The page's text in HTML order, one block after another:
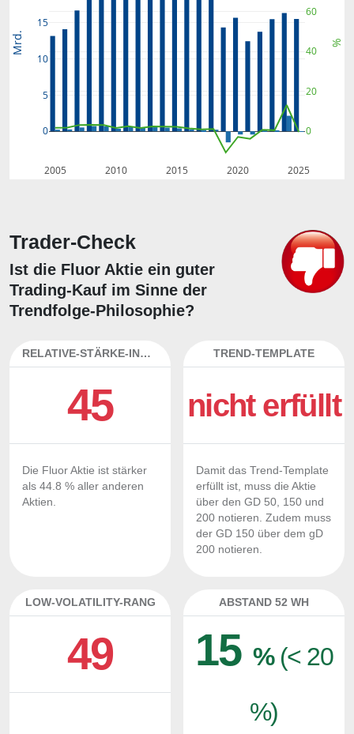
2005 2010 2015 2020 2025
0
5
10
15
0
20
40
60
Mrd. %
Trader-Check
Ist die Fluor Aktie ein guter
Trading-Kauf im Sinne der
Trendfolge-Philosophie?
RELATIVE-STÄRKE-INDEX
45
Die Fluor Aktie ist stärker
als 44.8 % aller anderen
Aktien.
TREND-TEMPLATE
nicht erfüllt
Damit das Trend-Template
erfüllt ist, muss die Aktie
über den GD 50, 150 und
200 notieren. Zudem muss
der GD 150 über dem gD
200 notieren.
LOW-VOLATILITY-RANG
49
ABSTAND 52 WH
15% (< 20
%)